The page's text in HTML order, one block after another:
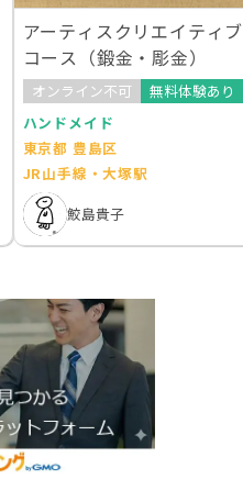
アーティスクリエイティブ
コース（鍛金・彫金）
オンライン不可
無料体験あり
ハンドメイド
東京都 豊島区
JR山手線・大塚駅
鮫島貴子